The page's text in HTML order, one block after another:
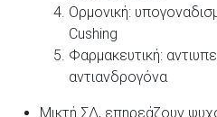
Ορμονική:
Cushing
Φαρμακευτική:
αντιανδρογόνα
Μικτή ΣΔ, επηρεάζουν